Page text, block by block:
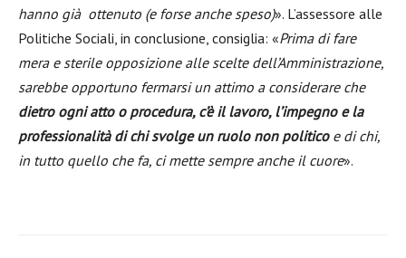
hanno già ottenuto (e forse anche speso)». L’assessore alle
Politiche Sociali, in conclusione, consiglia: «Prima di fare
mera e sterile opposizione alle scelte dell’Amministrazione,
sarebbe opportuno fermarsi un attimo a considerare che
dietro ogni atto o procedura, c’è il lavoro, l’impegno e la
professionalità di chi svolge un ruolo non politicoe di chi,
in tutto quello che fa, ci mette sempre anche il cuore».